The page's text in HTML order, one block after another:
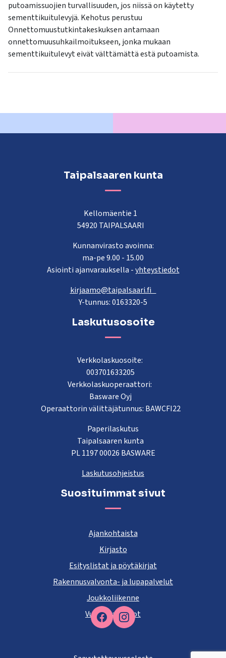
putoamissuojien turvallisuuden, jos niissä on käytetty
sementtikuitulevyjä. Kehotus perustuu
Onnettomuustutkintakeskuksen antamaan
onnettomuusuhkailmoitukseen, jonka mukaan
sementtikuitulevyt eivät välttämättä estä putoamista.
Facebook
Taipalsaaren kunta
Kellomäentie 1
54920 TAIPALSAARI
Kunnanvirasto avoinna:
ma-pe 9.00 - 15.00
Asiointi ajanvarauksella -yhteystiedot
kirjaamo@taipalsaari.fi
Y-tunnus: 0163320-5
Laskutusosoite
Verkkolaskuosoite:
003701633205
Verkkolaskuoperaattori:
Basware Oyj
Operaattorin välittäjätunnus: BAWCFI22
Paperilaskutus
Taipalsaaren kunta
PL 1197 00026 BASWARE
Laskutusohjeistus
Suosituimmat sivut
Ajankohtaista
Kirjasto
Esityslistat ja pöytäkirjat
Rakennusvalvonta- ja lupapalvelut
Joukkoliikenne
Vuokra-asunnot